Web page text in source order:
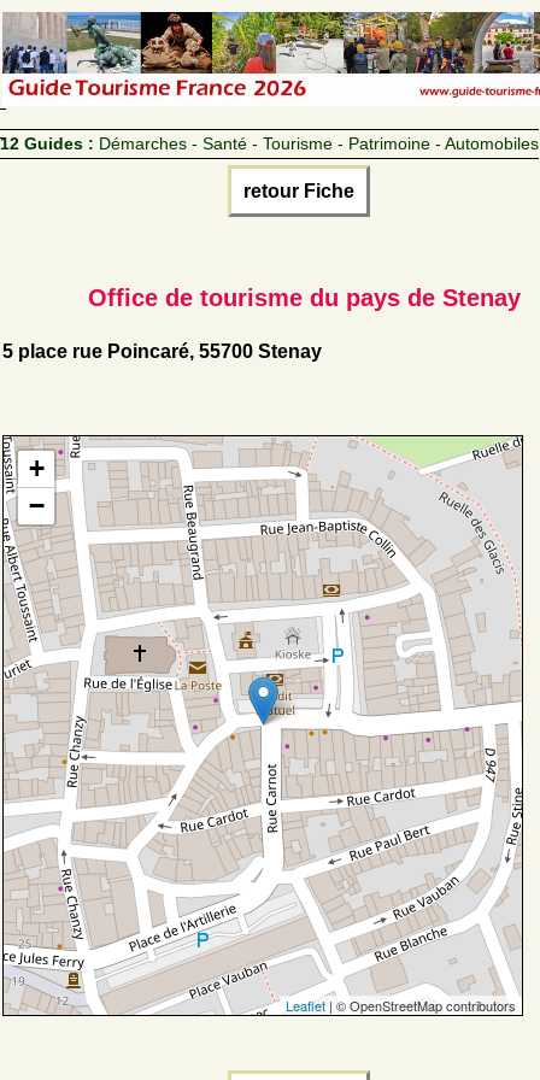
12 Guides : Démarches - Santé - Tourisme - Patrimoine - Automobiles
retour Fiche
Office de tourisme du pays de Stenay
5 place rue Poincaré, 55700 Stenay
+
−
Leaflet | © OpenStreetMap contributors